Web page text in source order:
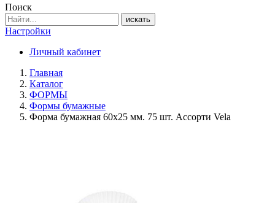
Поиск
искать
Настройки
Личный кабинет
Главная
Каталог
ФОРМЫ
Формы бумажные
Форма бумажная 60х25 мм. 75 шт. Ассорти Vela